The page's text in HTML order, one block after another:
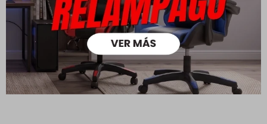
Freidora sin aceite 5,5L -
Midea
USD 89,00 USD 129,00
USD62,30
USD71,20
Freidora sin aceite 8,5L -
Midea
USD109,00 USD 159,00
USD76,30
USD87,20